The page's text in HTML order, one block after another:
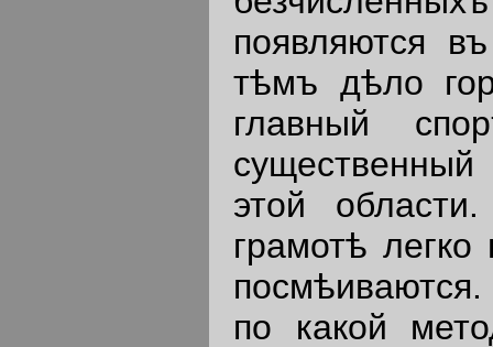
появляются
тѣмъ дѣло
главный
существенный
этой
грамотѣ
по какой